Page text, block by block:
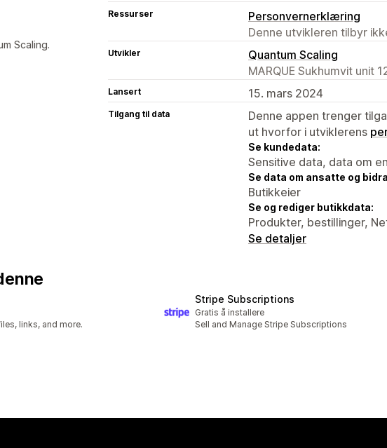
Scaling.
Ressurser
Personvernerklæring
Denne utvikleren tilbyr
Utvikler
Quantum Scaling
MARQUE Sukhumvit unit
Lansert 15. mars 2024
Tilgang til data
Denne appen trenger
ut hvorfor i utviklerens
Se kundedata:
Sensitive data, data om
Se data om ansatte og
Butikkeier
Se og rediger butikkdata:
Produkter, bestillinger,
Se detaljer
links, and more.
Stripe Subscriptions
Gratis å installere
Sell and Manage Stripe Subscriptions